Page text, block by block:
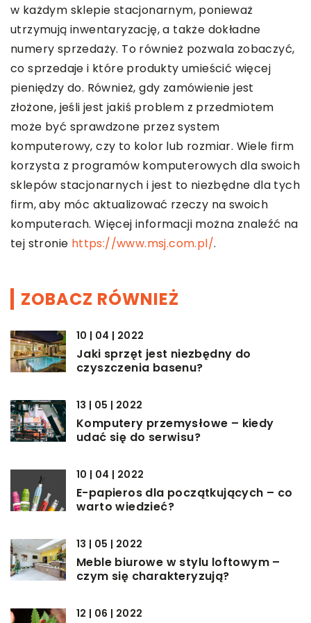
w każdym sklepie stacjonarnym, ponieważ
utrzymują inwentaryzację, a także dokładne
numery sprzedaży. To również pozwala zobaczyć,
co sprzedaje i które produkty umieścić więcej
pieniędzy do. Również, gdy zamówienie jest
złożone, jeśli jest jakiś problem z przedmiotem
może być sprawdzone przez system
komputerowy, czy to kolor lub rozmiar. Wiele firm
korzysta z programów komputerowych dla swoich
sklepów stacjonarnych i jest to niezbędne dla tych
firm, aby móc aktualizować rzeczy na swoich
komputerach. Więcej informacji można znaleźć na
tej stronie https://www.msj.com.pl/.
ZOBACZ RÓWNIEŻ
10 | 04 | 2022
Jaki sprzęt jest niezbędny do
czyszczenia basenu?
13 | 05 | 2022
Komputery przemysłowe – kiedy
udać się do serwisu?
10 | 04 | 2022
E-papieros dla początkujących – co
warto wiedzieć?
13 | 05 | 2022
Meble biurowe w stylu loftowym –
czym się charakteryzują?
12 | 06 | 2022